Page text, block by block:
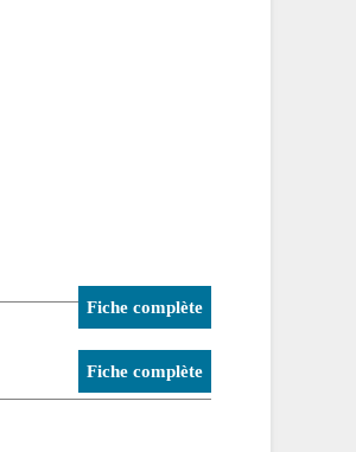
Fiche complète
Fiche complète